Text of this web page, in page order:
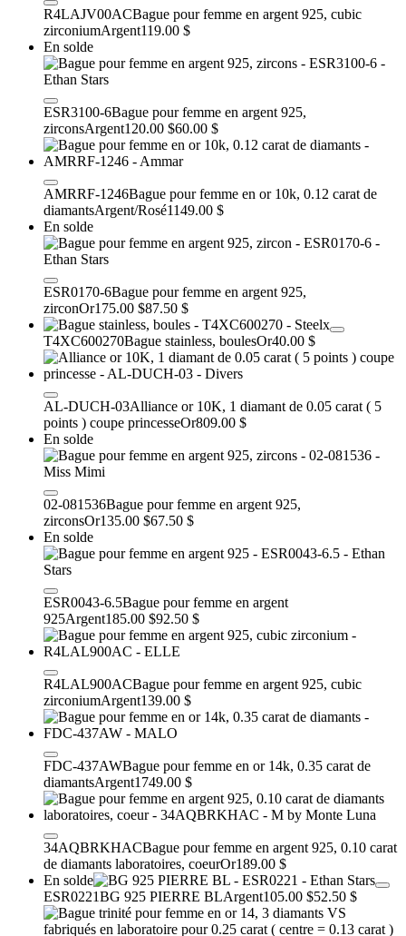
R4LAJV00ACBague pour femme en argent 925, cubic
zirconiumArgent119.00 $
En solde
ESR3100-6Bague pour femme en argent 925,
zirconsArgent120.00 $60.00 $
AMRRF-1246Bague pour femme en or 10k, 0.12 carat de
diamantsArgent/Rosé1149.00 $
En solde
ESR0170-6Bague pour femme en argent 925,
zirconOr175.00 $87.50 $
T4XC600270Bague stainless, boulesOr40.00 $
AL-DUCH-03Alliance or 10K, 1 diamant de 0.05 carat ( 5
points ) coupe princesseOr809.00 $
En solde
02-081536Bague pour femme en argent 925,
zirconsOr135.00 $67.50 $
En solde
ESR0043-6.5Bague pour femme en argent
925Argent185.00 $92.50 $
R4LAL900ACBague pour femme en argent 925, cubic
zirconiumArgent139.00 $
FDC-437AWBague pour femme en or 14k, 0.35 carat de
diamantsArgent1749.00 $
34AQBRKHACBague pour femme en argent 925, 0.10 carat
de diamants laboratoires, coeurOr189.00 $
En solde
ESR0221BG 925 PIERRE BLArgent105.00 $52.50 $